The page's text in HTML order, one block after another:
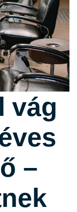
vág
–